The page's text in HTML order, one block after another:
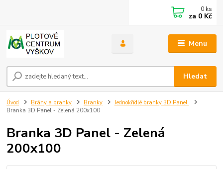
Menu
Hledat
0 ks
za 0 Kč
Úvod Brány a branky Branky
Jednokřídlé branky 3D Panel
Branka 3D Panel - Zelená 200x100
Branka 3D Panel - Zelená
200x100